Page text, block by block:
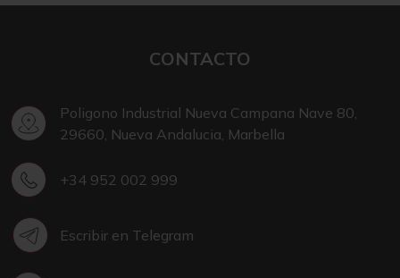
CONTACTO
Poligono Industrial Nueva Campana Nave 80,
29660, Nueva Andalucia, Marbella
+34 952 002 999
Escribir en Telegram